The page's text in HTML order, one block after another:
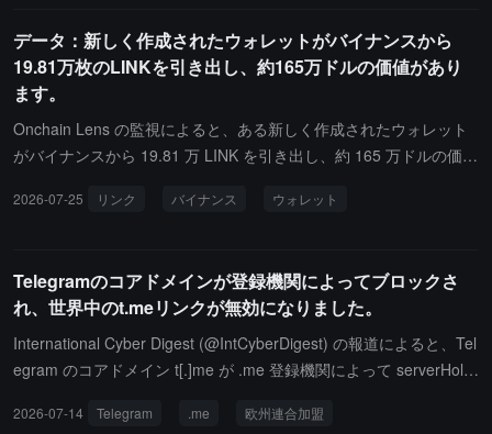
データ：新しく作成されたウォレットがバイナンスから
19.81万枚のLINKを引き出し、約165万ドルの価値があり
ます。
Onchain Lens の監視によると、ある新しく作成されたウォレット
がバイナンスから 19.81 万 LINK を引き出し、約 165 万ドルの価値
ていました。
2026-07-25 リンク バイナンス ウォレット
Telegramのコアドメインが登録機関によってブロックさ
れ、世界中のt.meリンクが無効になりました。
International Cyber Digest (@IntCyberDigest) の報道によると、Tel
egram のコアドメイン t[.]me が .me 登録機関によって serverHold
ラインになり、すべての t.me リンクにアクセスできなくなってい
2026-07-14 Telegram .me 欧州連合加盟